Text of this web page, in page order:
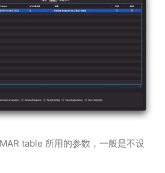
table 所用的参数，一般是不设